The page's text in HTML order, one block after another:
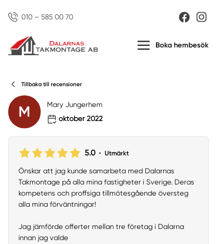
010 – 585 00 70
Boka hembesök
Tillbaka till recensioner
M
Mary Jungerhem
oktober 2022
5.0 • Utmärkt
Önskar att jag kunde samarbeta med Dalarnas
Takmontage på alla mina fastigheter i Sverige. Deras
kompetens och proffsiga tillmötesgående översteg
alla mina förväntningar!
Jag jämförde offerter mellan tre företag i Dalarna
innan jag valde